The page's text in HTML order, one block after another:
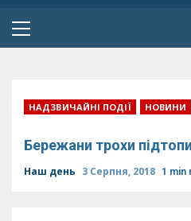
Primary
НАДЗВИЧАЙНІ ПОДІЇ НОВИНИ
Бережани трохи
Наш день 3 Серпня, 2018 1 min